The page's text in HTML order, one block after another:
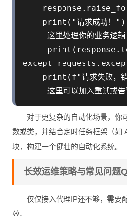
    print("请求成功！")
这里处理你的业务逻辑
except
print(f"请求失败，
对于更复杂的自动化场景，你
数或类，并结合定时任务框架（如
块，构建一个健壮的自动化系统。
长效运维策略与常见问题
仅仅接入代理IP还不够，需要
效。